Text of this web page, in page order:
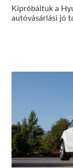
Kipróbáltuk a
autóvásárlási jó